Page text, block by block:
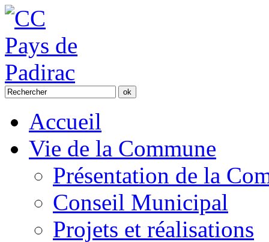
Accueil
Vie de la Commune
Présentation de la
Conseil Municipal
Projets et réalisations